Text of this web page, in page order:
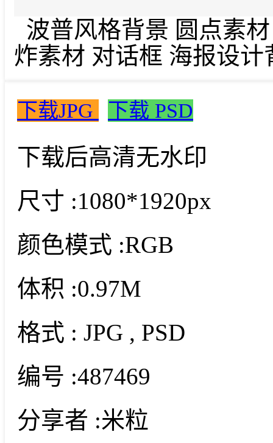
波普风格背景 圆点素
炸素材 对话框 海报设
下载JPG 下载 PSD
下载后高清无水印
尺寸 :1080*1920px
颜色模式 :RGB
体积 :0.97M
格式 : JPG , PSD
编号 :487469
分享者 :米粒